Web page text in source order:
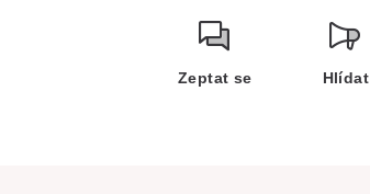
Zeptat se Hlídat